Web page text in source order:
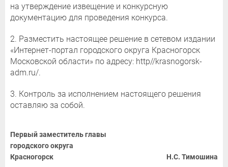
на утверждение извещение и конкурсную
документацию для проведения конкурса.
2. Разместить настоящее решение в сетевом издании
«Интернет-портал городского округа Красногорск
Московской области» по адресу: http//krasnogorsk-
adm.ru/.
3. Контроль за исполнением настоящего решения
оставляю за собой.
Первый заместитель главы
городского округа
Красногорск
Н.С. Тимошина